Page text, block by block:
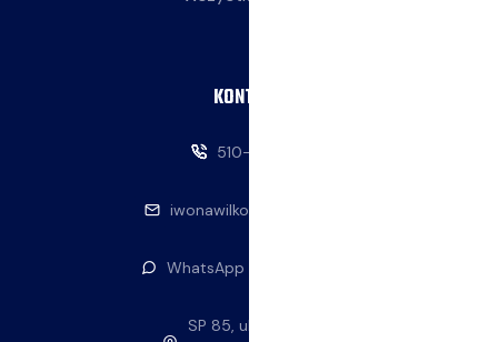
KONTAKT
510-146-069
iwonawilkowska@interia.pl
WhatsApp — napisz do nas
SP 85, ul. Stolema 59